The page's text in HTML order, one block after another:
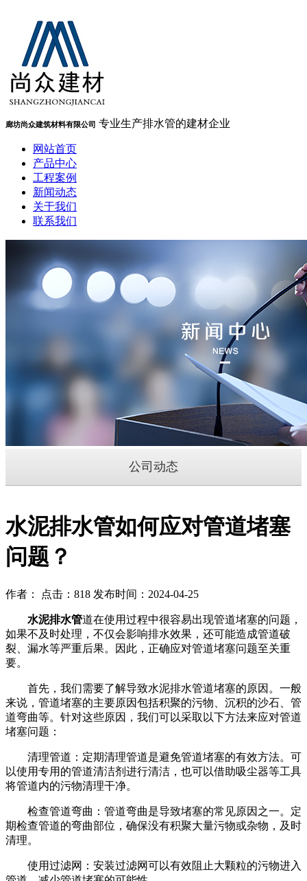
廊坊尚众建筑材料有限公司 专业生产排水管的建材企业
网站首页
产品中心
工程案例
新闻动态
关于我们
联系我们
公司动态
水泥排水管如何应对管道堵塞
问题？
作者： 点击：818 发布时间：2024-04-25
水泥排水管道在使用过程中很容易出现管道堵塞的问题，
如果不及时处理，不仅会影响排水效果，还可能造成管道破
裂、漏水等严重后果。因此，正确应对管道堵塞问题至关重
要。
首先，我们需要了解导致水泥排水管道堵塞的原因。一般
来说，管道堵塞的主要原因包括积聚的污物、沉积的沙石、管
道弯曲等。针对这些原因，我们可以采取以下方法来应对管道
堵塞问题：
清理管道：定期清理管道是避免管道堵塞的有效方法。可
以使用专用的管道清洁剂进行清洁，也可以借助吸尘器等工具
将管道内的污物清理干净。
检查管道弯曲：管道弯曲是导致堵塞的常见原因之一。定
期检查管道的弯曲部位，确保没有积聚大量污物或杂物，及时
清理。
使用过滤网：安装过滤网可以有效阻止大颗粒的污物进入